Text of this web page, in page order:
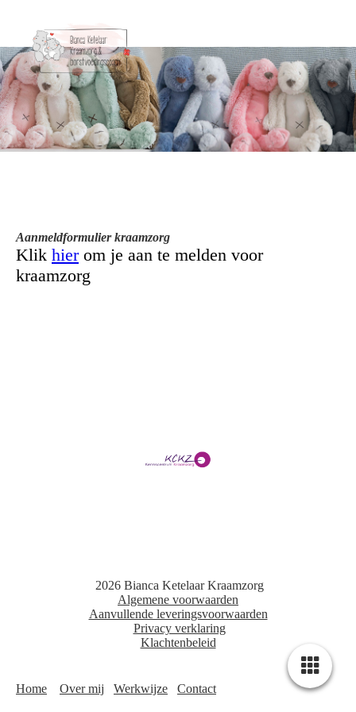
Aanmeldformulier kraamzorg
Klik hierom je aan te melden voor
kraamzorg
2026 Bianca Ketelaar Kraamzorg
Algemene voorwaarden
Aanvullende leveringsvoorwaarden
Privacy verklaring
Klachtenbeleid
Home Over mij Werkwijze Contact